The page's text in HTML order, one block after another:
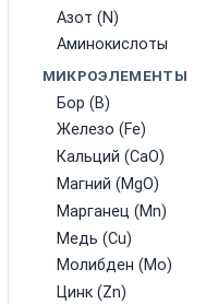
Азот (N)
Аминокислоты
МИКРОЭЛЕМЕНТЫ
Бор (B)
Железо (Fe)
Кальций (CaO)
Магний (MgO)
Марганец (Mn)
Медь (Cu)
Молибден (Mo)
Цинк (Zn)